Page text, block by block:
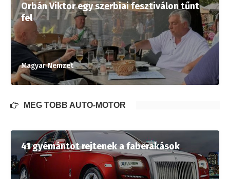
Orbán Viktor egy szerbiai fesztiválon tűnt
fel
Magyar Nemzet
MÉG TÖBB AUTÓ-MOTOR
41 gyémántot rejtenek a faberakások